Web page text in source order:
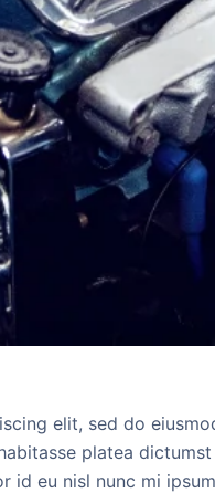
elit, sed do
platea
id eu nisl nunc mi